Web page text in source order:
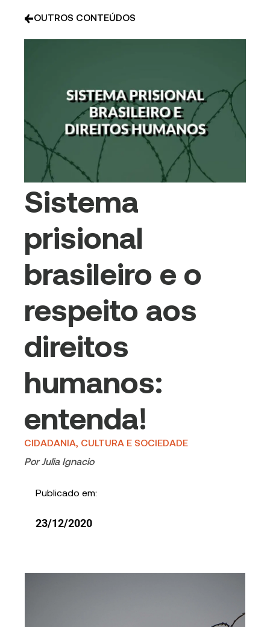
OUTROS CONTEÚDOS
Sistema
prisional
brasileiro e o
respeito aos
direitos
humanos:
entenda!
CIDADANIA, CULTURA E SOCIEDADE
Por Julia Ignacio
Publicado em:
23/12/2020